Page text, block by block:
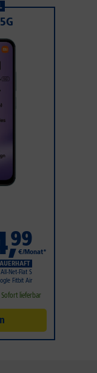
,99
€/Monat*
Net-Flat S
Fitbit Air
Sofort lieferbar